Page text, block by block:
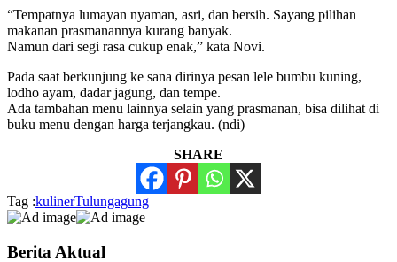
“Tempatnya lumayan nyaman, asri, dan bersih. Sayang pilihan
makanan prasmanannya kurang banyak.
Namun dari segi rasa cukup enak,” kata Novi.
Pada saat berkunjung ke sana dirinya pesan lele bumbu kuning,
lodho ayam, dadar jagung, dan tempe.
Ada tambahan menu lainnya selain yang prasmanan, bisa dilihat di
buku menu dengan harga terjangkau. (ndi)
SHARE
Tag :kulinerTulungagung
Berita Aktual